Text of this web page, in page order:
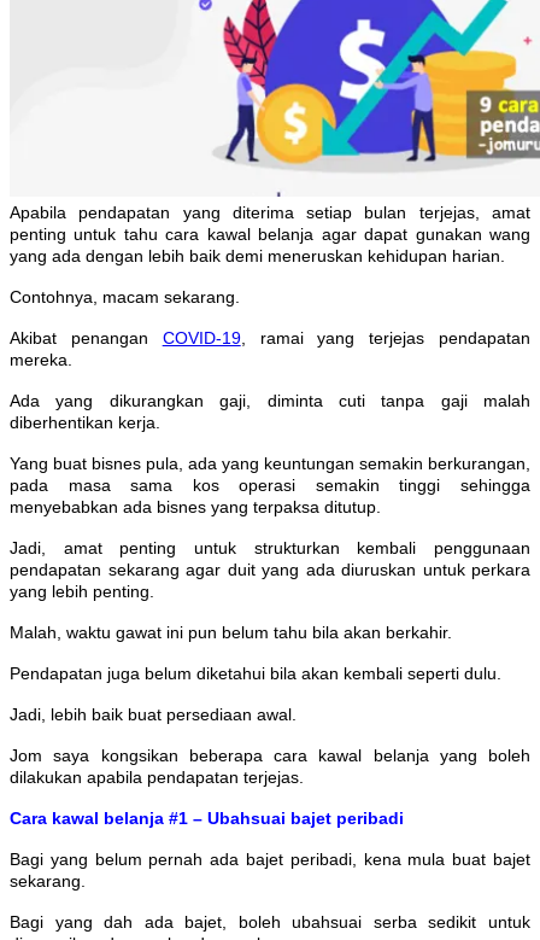
Apabila pendapatan yang diterima setiap bulan terjejas, amat
penting untuk tahu cara kawal belanja agar dapat gunakan wang
yang ada dengan lebih baik demi meneruskan kehidupan harian.
Contohnya, macam sekarang.
Akibat penangan COVID-19, ramai yang terjejas pendapatan
mereka.
Ada yang dikurangkan gaji, diminta cuti tanpa gaji malah
diberhentikan kerja.
Yang buat bisnes pula, ada yang keuntungan semakin berkurangan,
pada masa sama kos operasi semakin tinggi sehingga
menyebabkan ada bisnes yang terpaksa ditutup.
Jadi, amat penting untuk strukturkan kembali penggunaan
pendapatan sekarang agar duit yang ada diuruskan untuk perkara
yang lebih penting.
Malah, waktu gawat ini pun belum tahu bila akan berkahir.
Pendapatan juga belum diketahui bila akan kembali seperti dulu.
Jadi, lebih baik buat persediaan awal.
Jom saya kongsikan beberapa cara kawal belanja yang boleh
dilakukan apabila pendapatan terjejas.
Cara kawal belanja #1 – Ubahsuai bajet peribadi
Bagi yang belum pernah ada bajet peribadi, kena mula buat bajet
sekarang.
Bagi yang dah ada bajet, boleh ubahsuai serba sedikit untuk